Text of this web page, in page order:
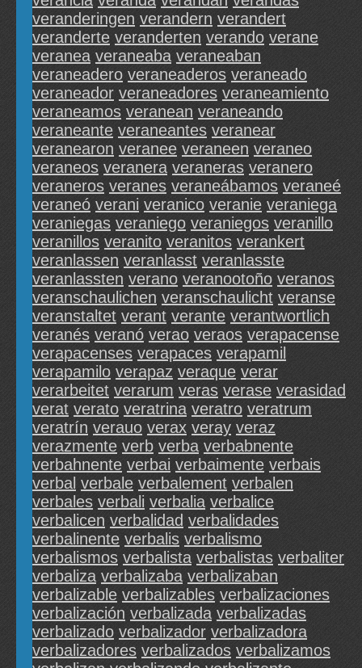
veranderingen verandern verandert
veranderte veranderten verando verane
veranea veraneaba veraneaban
veraneadero veraneaderos veraneado
veraneador veraneadores veraneamiento
veraneamos veranean veraneando
veraneante veraneantes veranear
veranearon veranee veraneen veraneo
veraneos veranera veraneras veranero
veraneros veranes veraneábamos veraneé
veraneó verani veranico veranie veraniega
veraniegas veraniego veraniegos veranillo
veranillos veranito veranitos verankert
veranlassen veranlasst veranlasste
veranlassten verano veranootoño veranos
veranschaulichen veranschaulicht veranse
veranstaltet verant verante verantwortlich
veranés veranó verao veraos verapacense
verapacenses verapaces verapamil
verapamilo verapaz veraque verar
verarbeitet verarum veras verase verasidad
verat verato veratrina veratro veratrum
veratrín verauo verax veray veraz
verazmente verb verba verbabnente
verbahnente verbai verbaimente verbais
verbal verbale verbalement verbalen
verbales verbali verbalia verbalice
verbalicen verbalidad verbalidades
verbalinente verbalis verbalismo
verbalismos verbalista verbalistas verbaliter
verbaliza verbalizaba verbalizaban
verbalizable verbalizables verbalizaciones
verbalización verbalizada verbalizadas
verbalizado verbalizador verbalizadora
verbalizadores verbalizados verbalizamos